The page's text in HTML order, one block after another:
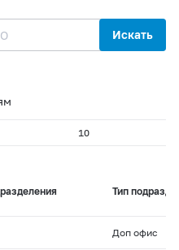
Искать
10
Тип
Доп офис